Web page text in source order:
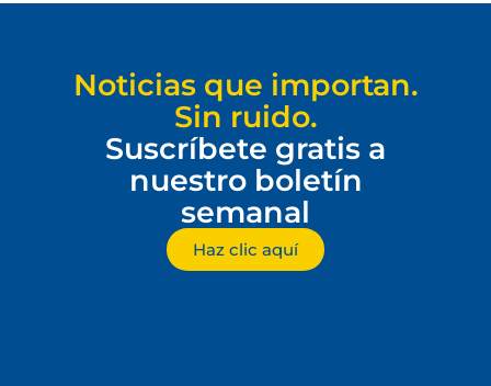
Noticias que importan.
Sin ruido.
Suscríbete gratis a
nuestro boletín
semanal
Haz clic aquí